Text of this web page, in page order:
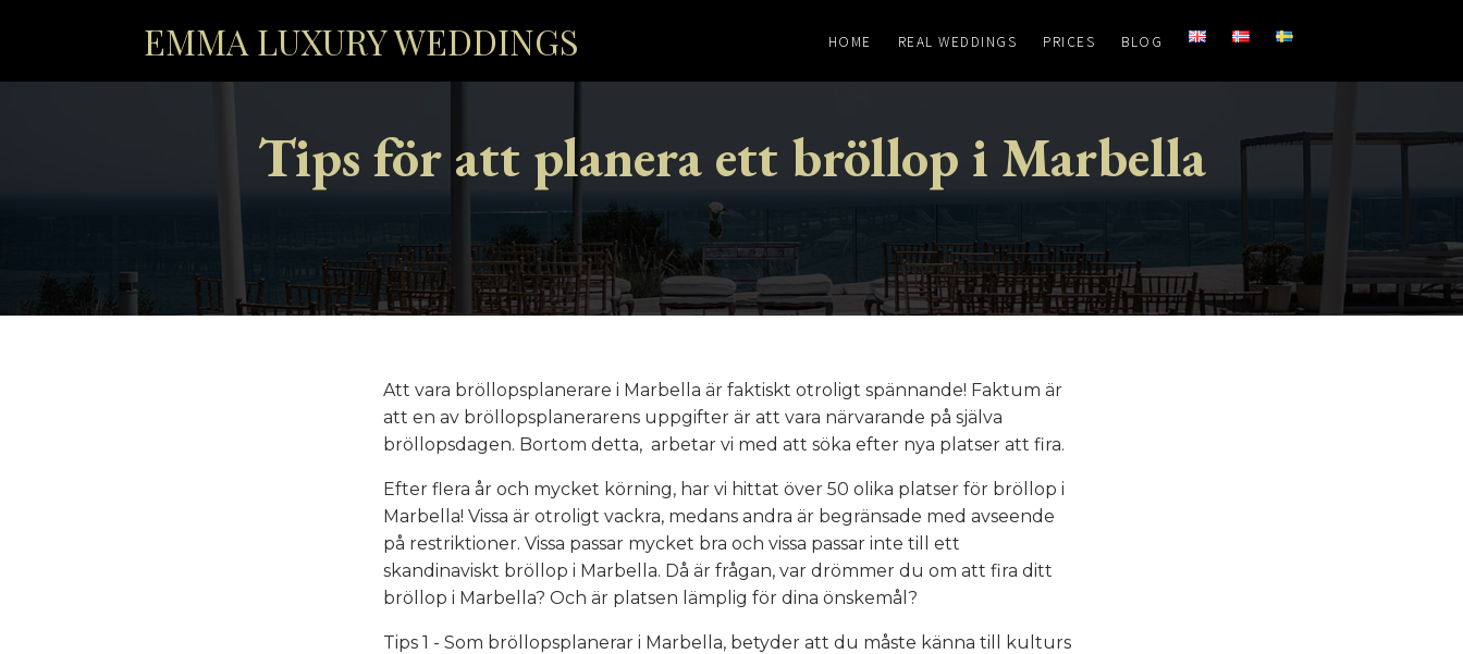
EMMA LUXURY WEDDINGS HOME REAL WEDDINGS PRICES BLOG
Tips för att planera ett bröllop i Marbella
Att vara bröllopsplanerare i Marbella är faktiskt otroligt spännande! Faktum är
att en av bröllopsplanerarens uppgifter är att vara närvarande på själva
bröllopsdagen. Bortom detta, arbetar vi med att söka efter nya platser att fira.
Efter flera år och mycket körning, har vi hittat över 50 olika platser för bröllop i
Marbella! Vissa är otroligt vackra, medans andra är begränsade med avseende
på restriktioner. Vissa passar mycket bra och vissa passar inte till ett
skandinaviskt bröllop i Marbella. Då är frågan, var drömmer du om att fira ditt
bröllop i Marbella? Och är platsen lämplig för dina önskemål?
Tips 1 - Som bröllopsplanerar i Marbella, betyder att du måste känna till kulturs